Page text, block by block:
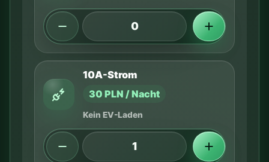
10A-Strom
30 PLN / Nacht
Kein EV-Laden